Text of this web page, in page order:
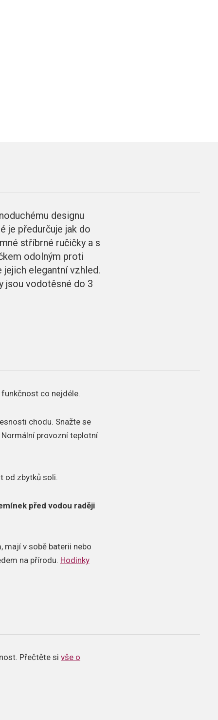
designu
je předurčuje jak do
stříbrné ručičky a s
odolným proti
elegantní vzhled.
jsou vodotěsné do 3
co nejdéle.
chodu. Snažte se
Normální provozní teplotní
od zbytků soli.
před vodou raději
mají v sobě baterii nebo
na přírodu. Hodinky
Přečtěte si vše o